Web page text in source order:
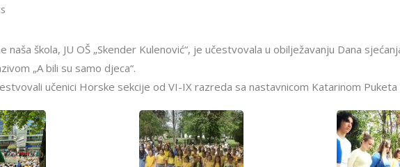
naša škola, JU OŠ „Skender Kulenović“, je učestvovala u obilježavanju Dana
„A bili su samo djeca“.
učenici Horske sekcije od VI-IX razreda sa nastavnicom Katarinom